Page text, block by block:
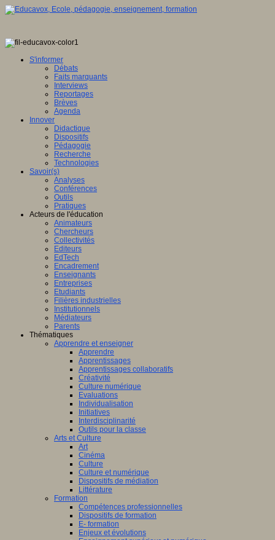
S'informer
Débats
Faits marquants
Interviews
Reportages
Brèves
Agenda
Innover
Didactique
Dispositifs
Pédagogie
Recherche
Technologies
Savoir(s)
Analyses
Conférences
Outils
Pratiques
Acteurs de l'éducation
Animateurs
Chercheurs
Collectivités
Editeurs
EdTech
Encadrement
Enseignants
Entreprises
Etudiants
Filières industrielles
Institutionnels
Médiateurs
Parents
Thématiques
Apprendre et enseigner
Apprendre
Apprentissages
Apprentissages collaboratifs
Créativité
Culture numérique
Evaluations
Individualisation
Initiatives
Interdisciplinarité
Outils pour la classe
Arts et Culture
Art
Cinéma
Culture
Culture et numérique
Dispositifs de médiation
Littérature
Formation
Compétences professionnelles
Dispositifs de formation
E- formation
Enjeux et évolutions